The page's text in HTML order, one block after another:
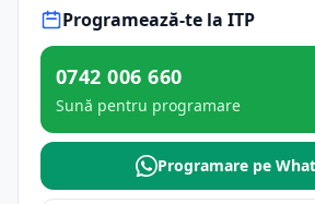
Programează-te la ITP
0742 006 660
Sună pentru programare
Programare pe